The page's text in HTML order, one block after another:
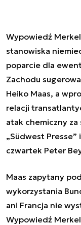
Wypowiedź
stanowiska
poparcie dla
Zachodu
Heiko Maas, a
relacji
atak chemiczny za
„Südwest
czwartek Peter
Maas zapytany
wykorzystania
ani Francja nie
Wypowiedź